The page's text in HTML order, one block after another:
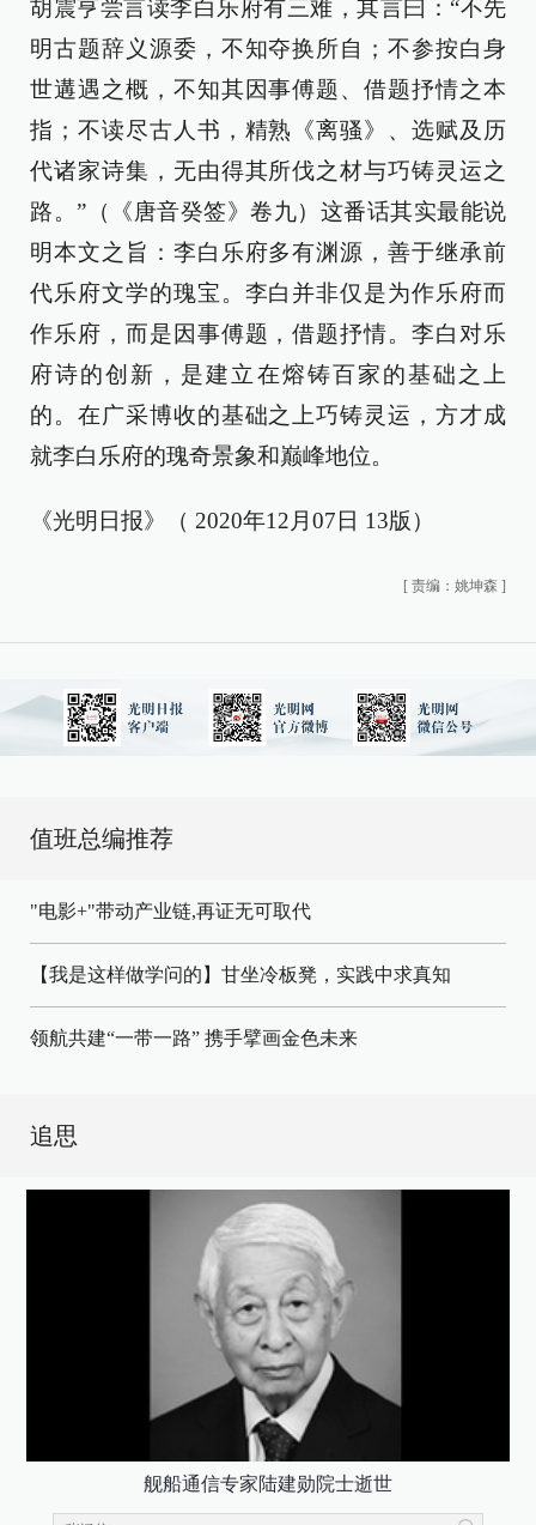
胡震亨尝言读李白乐府有三难，其言曰：“不先
明古题辞义源委，不知夺换所自；不参按白身
世遘遇之概，不知其因事傅题、借题抒情之本
指；不读尽古人书，精熟《离骚》、选赋及历
代诸家诗集，无由得其所伐之材与巧铸灵运之
路。”（《唐音癸签》卷九）这番话其实最能说
明本文之旨：李白乐府多有渊源，善于继承前
代乐府文学的瑰宝。李白并非仅是为作乐府而
作乐府，而是因事傅题，借题抒情。李白对乐
府诗的创新，是建立在熔铸百家的基础之上
的。在广采博收的基础之上巧铸灵运，方才成
就李白乐府的瑰奇景象和巅峰地位。
《光明日报》（ 2020年12月07日 13版）
[ 责编：姚坤森 ]
值班总编推荐
"电影+"带动产业链,再证无可取代
【我是这样做学问的】甘坐冷板凳，实践中求真知
领航共建“一带一路” 携手擘画金色未来
追思
舰船通信专家陆建勋院士逝世